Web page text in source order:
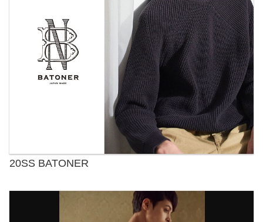
20SS BATONER